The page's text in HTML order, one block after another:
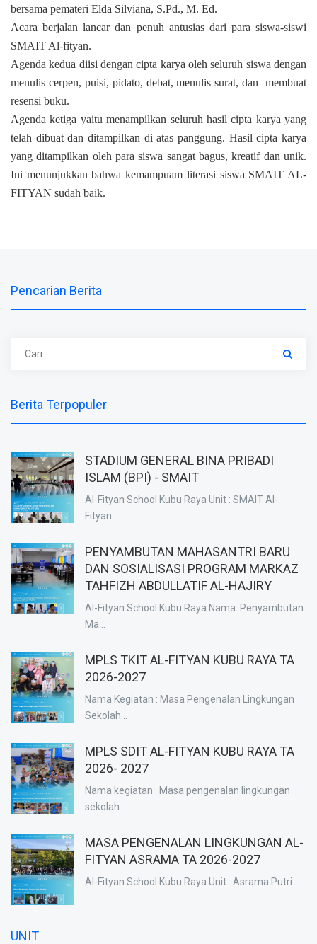
bersama pemateri Elda Silviana, S.Pd., M. Ed.
Acara berjalan lancar dan penuh antusias dari para siswa-siswi
SMAIT Al-fityan.
Agenda kedua diisi dengan cipta karya oleh seluruh siswa dengan
menulis cerpen, puisi, pidato, debat, menulis surat, dan
membuat
resensi buku.
Agenda ketiga yaitu menampilkan seluruh hasil cipta karya yang
telah dibuat dan ditampilkan di atas panggung. Hasil cipta karya
yang ditampilkan oleh para siswa sangat bagus, kreatif dan unik.
Ini menunjukkan bahwa kemampuam literasi siswa SMAIT AL-
FITYAN sudah baik.
Pencarian Berita
Berita Terpopuler
STADIUM GENERAL BINA PRIBADI
ISLAM (BPI) - SMAIT
Al-Fityan School Kubu Raya Unit : SMAIT Al-
Fityan...
PENYAMBUTAN MAHASANTRI BARU
DAN SOSIALISASI PROGRAM MARKAZ
TAHFIZH ABDULLATIF AL-HAJIRY
Al-Fityan School Kubu Raya Nama: Penyambutan
Ma...
MPLS TKIT AL-FITYAN KUBU RAYA TA
2026-2027
Nama Kegiatan : Masa Pengenalan Lingkungan
Sekolah...
MPLS SDIT AL-FITYAN KUBU RAYA TA
2026- 2027
Nama kegiatan : Masa pengenalan lingkungan
sekolah...
MASA PENGENALAN LINGKUNGAN AL-
FITYAN ASRAMA TA 2026-2027
Al-Fityan School Kubu Raya Unit : Asrama Putri ...
UNIT